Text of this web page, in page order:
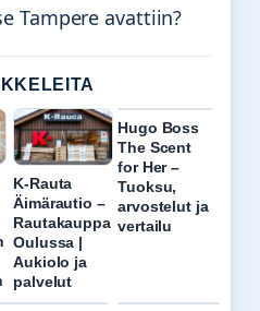
Tampere avattiin?
K-Rauta
Äimärautio –
Rautakauppa
Oulussa |
Aukiolo ja
palvelut
Hugo Boss
The Scent
for Her –
Tuoksu,
arvostelut ja
vertailu